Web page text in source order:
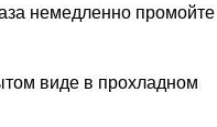
немедленно промойте
виде в прохладном